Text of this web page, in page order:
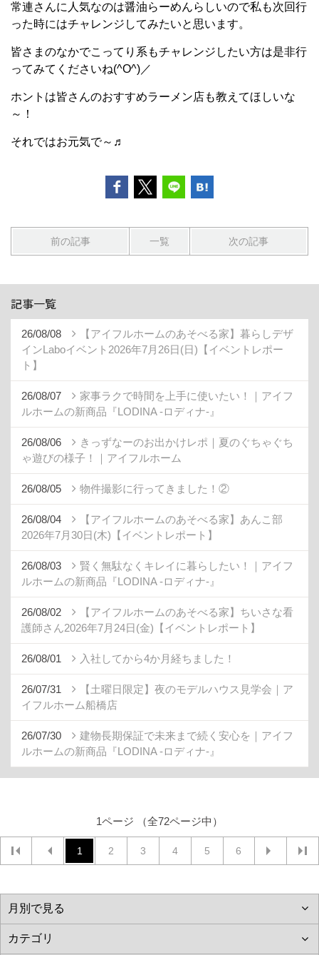
常連さんに人気なのは醤油らーめんらしいので私も次回行
った時にはチャレンジしてみたいと思います。
皆さまのなかでこってり系もチャレンジしたい方は是非行
ってみてくださいね(^O^)／
ホントは皆さんのおすすめラーメン店も教えてほしいな
～！
それではお元気で～♬
前の記事 一覧 次の記事
記事一覧
26/08/08
【アイフルホームのあそべる家】暮らしデザ
インLaboイベント2026年7月26日(日)【イベントレポー
ト】
26/08/07
家事ラクで時間を上手に使いたい！｜アイフ
ルホームの新商品『LODINA -ロディナ-』
26/08/06
きっずなーのお出かけレポ｜夏のぐちゃぐち
ゃ遊びの様子！｜アイフルホーム
26/08/05 物件撮影に行ってきました！②
26/08/04
【アイフルホームのあそべる家】あんこ部
2026年7月30日(木)【イベントレポート】
26/08/03
賢く無駄なくキレイに暮らしたい！｜アイフ
ルホームの新商品『LODINA -ロディナ-』
26/08/02
【アイフルホームのあそべる家】ちいさな看
護師さん2026年7月24日(金)【イベントレポート】
26/08/01 入社してから4か月経ちました！
26/07/31
【土曜日限定】夜のモデルハウス見学会｜ア
イフルホーム船橋店
26/07/30
建物長期保証で未来まで続く安心を｜アイフ
ルホームの新商品『LODINA -ロディナ-』
1ページ （全72ページ中）
1 2 3 4 5 6